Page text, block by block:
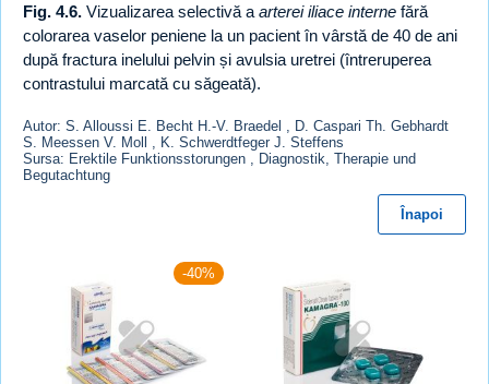
Fig. 4.6. Vizualizarea selectivă a arterei iliace interne fără
colorarea vaselor peniene la un pacient în vârstă de 40 de ani
după fractura inelului pelvin și avulsia uretrei (întreruperea
contrastului marcată cu săgeată).
Autor: S. Alloussi E. Becht H.-V. Braedel , D. Caspari Th. Gebhardt
S. Meessen V. Moll , K. Schwerdtfeger J. Steffens
Sursa: Erektile Funktionsstorungen , Diagnostik, Therapie und
Begutachtung
Înapoi
-40%